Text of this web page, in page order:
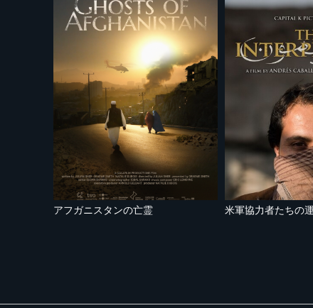
アフガニスタンの亡霊